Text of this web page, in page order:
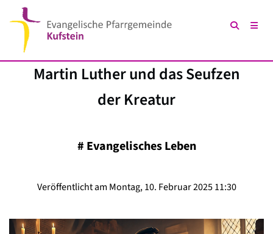
Martin Luther und das Seufzen
der Kreatur
# Evangelisches Leben
Veröffentlicht am Montag, 10. Februar 2025 11:30